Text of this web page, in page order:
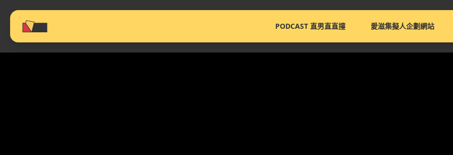
PODCAST 直男直直撞 愛滋集擬人企劃網站